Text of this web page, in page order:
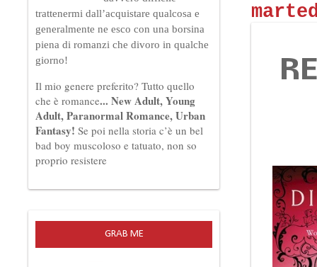
trattenermi dall’acquistare qualcosa e
generalmente ne esco con una borsina
piena di romanzi che divoro in qualche
giorno!
Il mio genere preferito? Tutto quello
che è romance... New Adult, Young
Adult, Paranormal Romance, Urban
Fantasy! Se poi nella storia c’è un bel
bad boy muscoloso e tatuato, non so
proprio resistere
GRAB ME